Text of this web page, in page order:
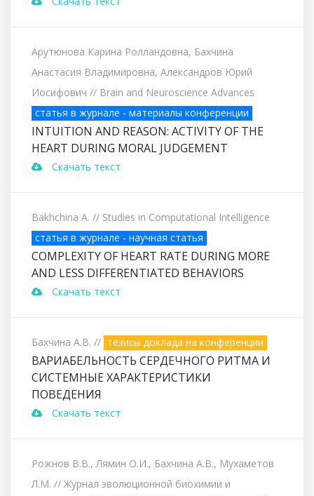
Арутюнова Карина Ролландовна, Бахчина
Анастасия Владимировна, Александров Юрий
Иосифович // Brain and Neuroscience Advances
статья в журнале - материалы конференции
INTUITION AND REASON: ACTIVITY OF THE
HEART DURING MORAL JUDGEMENT
Скачать текст
Bakhchina A. // Studies in Computational Intelligence
статья в журнале - научная статья
COMPLEXITY OF HEART RATE DURING MORE
AND LESS DIFFERENTIATED BEHAVIORS
Скачать текст
Бахчина А.В. // тезисы доклада на конференции
ВАРИАБЕЛЬНОСТЬ СЕРДЕЧНОГО РИТМА И
СИСТЕМНЫЕ ХАРАКТЕРИСТИКИ
ПОВЕДЕНИЯ
Скачать текст
Рожнов В.В., Лямин О.И., Бахчина А.В., Мухаметов
Л.М. // Журнал эволюционной биохимии и